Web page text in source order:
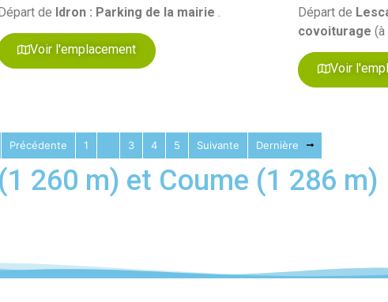
de Idron : Parking de la mairie
Voir l'emplacement
Départ de
covoiturage (à
Voir
Précédente 1 3 4 5 Suivante Dernière
260 m) et Coume (1 286 m)